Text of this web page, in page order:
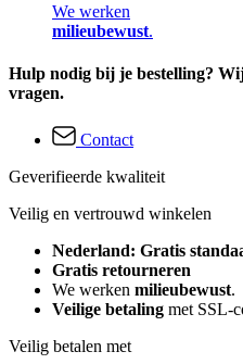
We werken
milieubewust.
Hulp nodig bij je bestelling?
vragen.
Contact
Geverifieerde kwaliteit
Veilig en vertrouwd winkelen
Nederland: Gratis
Gratis retourneren
We werken milieubewust.
Veilige betaling met SSL-
Veilig betalen met